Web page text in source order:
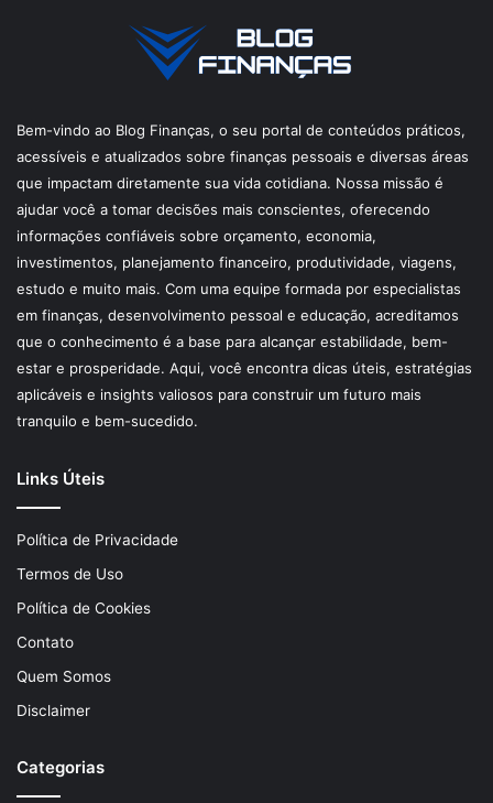
Bem-vindo ao Blog Finanças, o seu portal de conteúdos práticos,
acessíveis e atualizados sobre finanças pessoais e diversas áreas
que impactam diretamente sua vida cotidiana. Nossa missão é
ajudar você a tomar decisões mais conscientes, oferecendo
informações confiáveis sobre orçamento, economia,
investimentos, planejamento financeiro, produtividade, viagens,
estudo e muito mais. Com uma equipe formada por especialistas
em finanças, desenvolvimento pessoal e educação, acreditamos
que o conhecimento é a base para alcançar estabilidade, bem-
estar e prosperidade. Aqui, você encontra dicas úteis, estratégias
aplicáveis e insights valiosos para construir um futuro mais
tranquilo e bem-sucedido.
Links Úteis
Política de Privacidade
Termos de Uso
Política de Cookies
Contato
Quem Somos
Disclaimer
Categorias